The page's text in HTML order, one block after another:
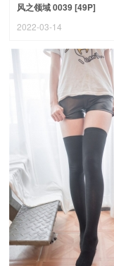
风之领域 0039 [49P]
2022-03-14